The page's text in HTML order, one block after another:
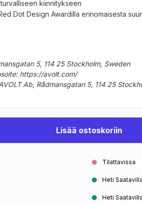
kiinnitykseen
Dot Design Awardilla erinomaisesta
5, 114 25 Stockholm, Sweden
https://avolt.com/
Ab, Rådmansgatan 5, 114 25
Lisää ostoskoriin
Tilattavissa
Heti Saatavilla
Heti Saatavilla